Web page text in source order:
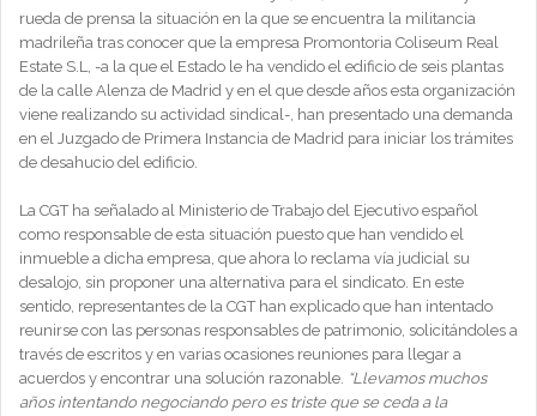
rueda de prensa la situación en la que se encuentra la militancia
madrileña tras conocer que la empresa Promontoria Coliseum Real
Estate S.L, -a la que el Estado le ha vendido el edificio de seis plantas
de la calle Alenza de Madrid y en el que desde años esta organización
viene realizando su actividad sindical-, han presentado una demanda
en el Juzgado de Primera Instancia de Madrid para iniciar los trámites
de desahucio del edificio.
La CGT ha señalado al Ministerio de Trabajo del Ejecutivo español
como responsable de esta situación puesto que han vendido el
inmueble a dicha empresa, que ahora lo reclama vía judicial su
desalojo, sin proponer una alternativa para el sindicato. En este
sentido, representantes de la CGT han explicado que han intentado
reunirse con las personas responsables de patrimonio, solicitándoles a
través de escritos y en varias ocasiones reuniones para llegar a
acuerdos y encontrar una solución razonable. “Llevamos muchos
años intentando negociando pero es triste que se ceda a la